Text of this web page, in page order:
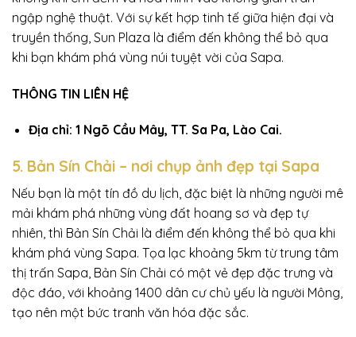
ngập nghệ thuật. Với sự kết hợp tinh tế giữa hiện đại và
truyền thống, Sun Plaza là điểm đến không thể bỏ qua
khi bạn khám phá vùng núi tuyệt vời của Sapa.
THÔNG TIN LIÊN HỆ
Địa chỉ: 1 Ngõ Cầu Mây, TT. Sa Pa, Lào Cai.
5. Bản Sín Chải – nơi chụp ảnh đẹp tại Sapa
Nếu bạn là một tín đồ du lịch, đặc biệt là những người mê
mải khám phá những vùng đất hoang sơ và đẹp tự
nhiên, thì Bản Sín Chải là điểm đến không thể bỏ qua khi
khám phá vùng Sapa. Tọa lạc khoảng 5km từ trung tâm
thị trấn Sapa, Bản Sín Chải có một vẻ đẹp đặc trưng và
độc đáo, với khoảng 1400 dân cư chủ yếu là người Mông,
tạo nên một bức tranh văn hóa đặc sắc.